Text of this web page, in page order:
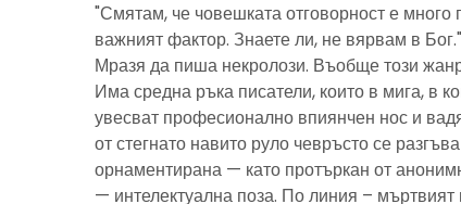
"Смятам, че човешката отговорност е
важният фактор. Знаете ли, не вярвам в Бог."
Мразя да пиша некролози. Въобще този
Има средна ръка писатели, които в мига, в
увесват професионално впиянчен нос и
от стегнато навито руло чевръсто се
орнаментирана — като протъркан от
— интелектуална поза. По линия – мъртвият